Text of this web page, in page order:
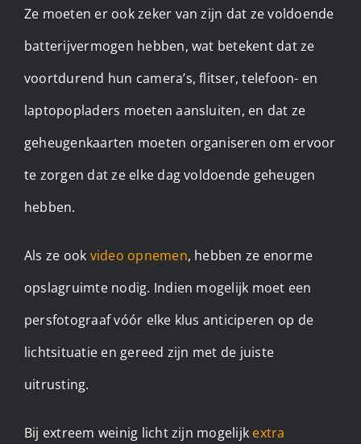
Ze moeten er ook zeker van zijn dat ze voldoende
batterijvermogen hebben, wat betekent dat ze
voortdurend hun camera’s, flitser, telefoon- en
laptopopladers moeten aansluiten, en dat ze
geheugenkaarten moeten organiseren om ervoor
te zorgen dat ze elke dag voldoende geheugen
hebben.
Als ze ook video opnemen, hebben ze enorme
opslagruimte nodig. Indien mogelijk moet een
persfotograaf vóór elke klus anticiperen op de
lichtsituatie en gereed zijn met de juiste
uitrusting.
Bij extreem weinig licht zijn mogelijk extra